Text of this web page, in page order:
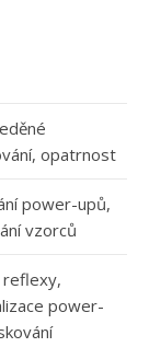
opatrnost
power-upů,
vzorců
reflexy,
power-